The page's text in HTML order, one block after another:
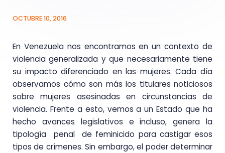
OCTUBRE 10, 2016
En Venezuela nos encontramos en un contexto de
violencia generalizada y que necesariamente tiene
su impacto diferenciado en las mujeres. Cada día
observamos cómo son más los titulares noticiosos
sobre mujeres asesinadas en circunstancias de
violencia. Frente a esto, vemos a un Estado que ha
hecho avances legislativos e incluso, genera la
tipología penal de feminicido para castigar esos
tipos de crímenes. Sin embargo, el poder determinar